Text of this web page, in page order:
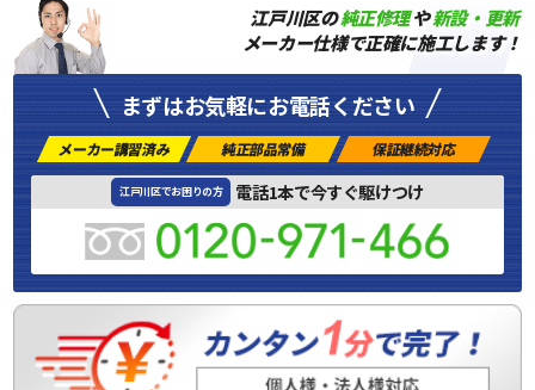
江戸川区の純正修理や新設・更新
メーカー仕様で正確に施工します！
まずはお気軽にお電話ください
メーカー講習済み 純正部品常備 保証継続対応
江戸川区でお困りの方 電話1本で今すぐ駆けつけ